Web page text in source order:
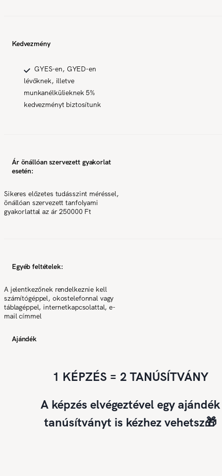
Kedvezmény
GYES-en, GYED-en
lévőknek, illetve
munkanélkülieknek 5%
kedvezményt biztosítunk
Ár önállóan szervezett gyakorlat
esetén:
Sikeres előzetes tudásszint méréssel,
önállóan szervezett tanfolyami
gyakorlattal az ár 250000 Ft
Egyéb feltételek:
A jelentkezőnek rendelkeznie kell
számítógéppel, okostelefonnal vagy
táblagéppel, internetkapcsolattal, e-
mail címmel
Ajándék
1 KÉPZÉS = 2 TANÚSÍTVÁNY
A képzés elvégeztével egy ajándék
tanúsítványt is kézhez vehetsz🎁